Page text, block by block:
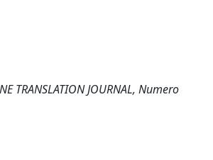
TRANSLATION JOURNAL, Numero